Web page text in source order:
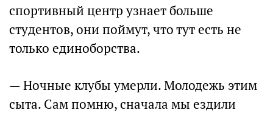
спортивный центр узнает больше
студентов, они поймут, что тут есть не
только единоборства.
— Ночные клубы умерли. Молодежь этим
сыта. Сам помню, сначала мы ездили